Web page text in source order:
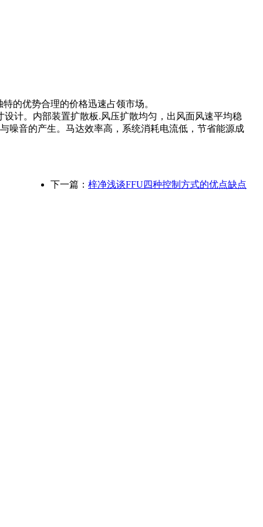
的优势合理的价格迅速占领市场。
计。内部装置扩散板.风压扩散均匀，出风面风速平均稳
噪音的产生。马达效率高，系统消耗电流低，节省能源成
下一篇： 梓净浅谈FFU四种控制方式的优点缺点